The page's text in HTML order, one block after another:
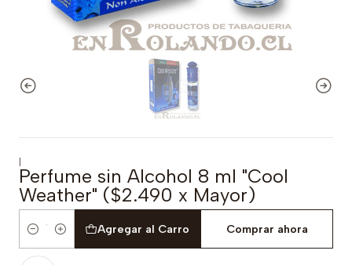
|
Perfume sin Alcohol 8 ml "Cool
Weather" ($2.490 x Mayor)
Cantidad
Agregar al Carro Comprar ahora